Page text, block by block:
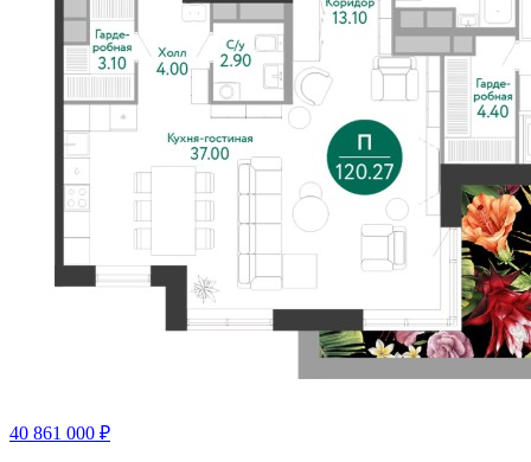
40 861 000 ₽